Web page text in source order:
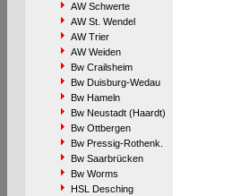
AW Schwerte
AW St. Wendel
AW Trier
AW Weiden
Bw Crailsheim
Bw Duisburg-Wedau
Bw Hameln
Bw Neustadt (Haardt)
Bw Ottbergen
Bw Pressig-Rothenk.
Bw Saarbrücken
Bw Worms
HSL Desching